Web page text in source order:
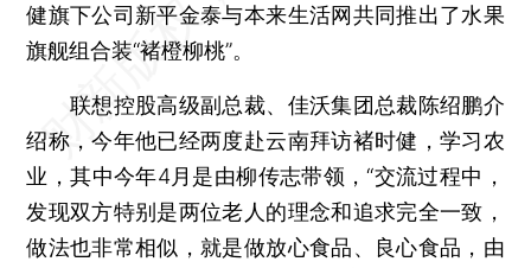
健旗下公司新平金泰与本来生活网共同推出了水果
旗舰组合装“褚橙柳桃”。
联想控股高级副总裁、佳沃集团总裁陈绍鹏介
绍称，今年他已经两度赴云南拜访褚时健，学习农
业，其中今年4月是由柳传志带领，“交流过程中，
发现双方特别是两位老人的理念和追求完全一致，
做法也非常相似，就是做放心食品、良心食品，由